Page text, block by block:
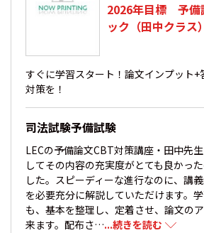
2026年目標 予備
ック（田中クラス）
すぐに学習スタート！論文インプット+
対策を！
司法試験予備試験
LECの予備論文CBT対策講座・田中先
してその内容の充実度がとても良かっ
した。スピーディーな進行なのに、講
を必要充分に解説していただけます。
も、基本を整理し、定着させ、論文の
来ます。配布さ…...続きを読む